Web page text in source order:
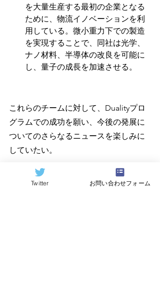
を大量生産する最初の企業となる
ために、物流イノベーションを利
用している。微小重力下での製造
を実現することで、同社は光学、
ナノ材料、半導体の改良を可能に
し、量子の成長を加速させる。
これらのチームに対して、Dualityプロ
グラムでの成功を願い、今後の発展に
ついてのさらなるニュースを楽しみに
していたい。
Twitter お問い合わせフォーム